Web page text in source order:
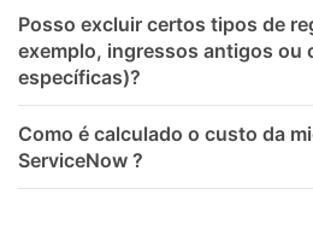
Posso excluir certos tipos de
exemplo, ingressos antigos ou
específicas)?
Como é calculado o custo da
ServiceNow ?